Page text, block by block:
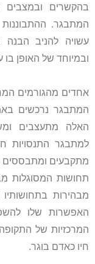
בהקשרים ובמצבים
המתבגר.
עשויה להניב
ובמיוחד של האופן בו
אחדים מהגורמים
המתבגר נרכשים
האלה מתעצבים
למתבגר התנסויות
מתקבעים ומתבססים
תחושות המסוגלות
מבהירות
האפשרות שלו
המרכזיות של
חיו כאדם בוגר.